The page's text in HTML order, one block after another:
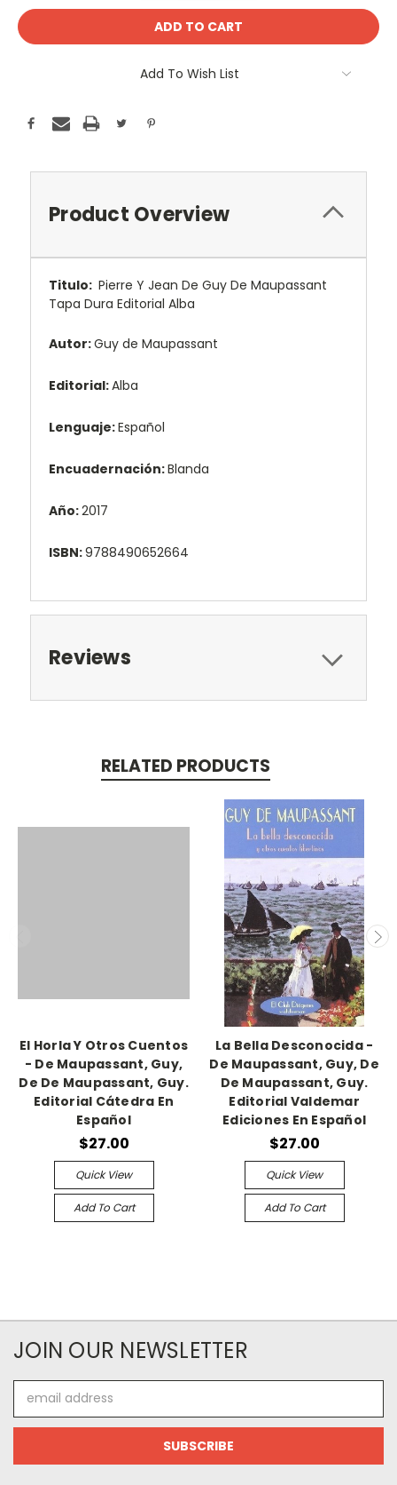
Add To Wish List
Product Overview
Titulo: Pierre Y Jean De Guy De Maupassant
Tapa Dura Editorial Alba
Autor:Guy de Maupassant
Editorial:Alba
Lenguaje:Español
Encuadernación:Blanda
Año:2017
ISBN:9788490652664
Reviews
RELATED PRODUCTS
El Horla Y Otros Cuentos
- De Maupassant, Guy,
De De Maupassant, Guy.
Editorial Cátedra En
Español
$27.00
Quick View
Add To Cart
La Bella Desconocida -
De Maupassant, Guy, De
De Maupassant, Guy.
Editorial Valdemar
Ediciones En Español
$27.00
Quick View
Add To Cart
JOIN OUR NEWSLETTER
Address